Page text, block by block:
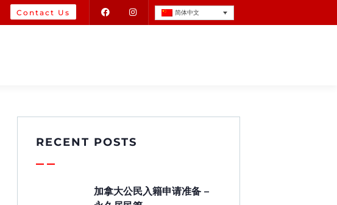
Contact Us 简体中文
RECENT POSTS
加拿大公民入籍申请准备 –